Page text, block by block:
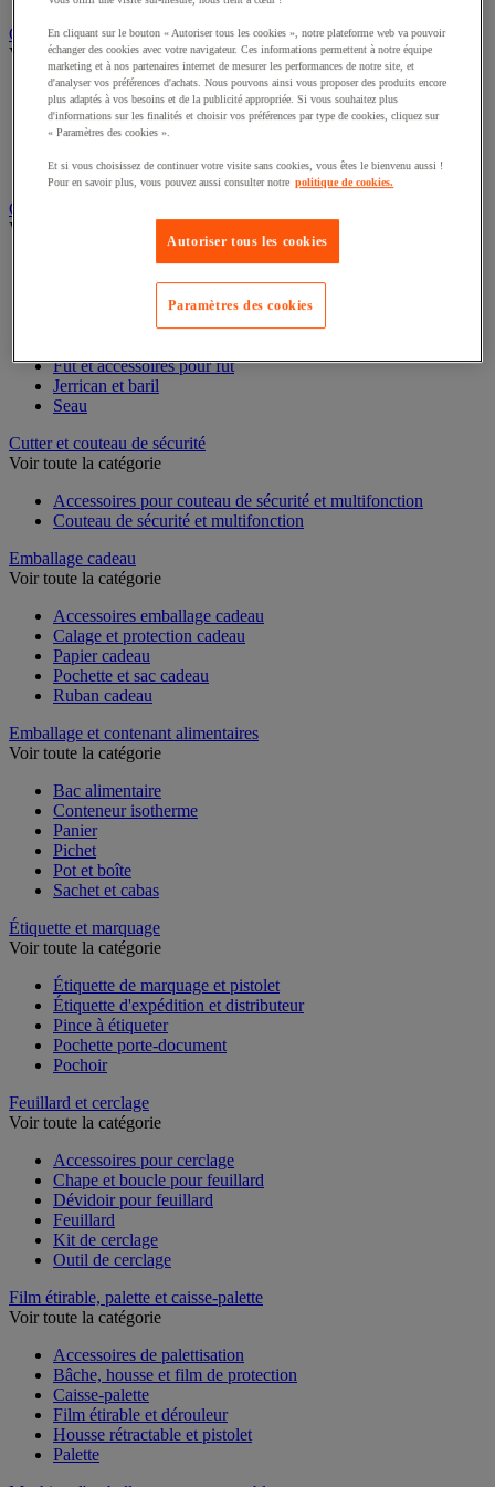
Caisse carton, enveloppe et boîte postale
Voir toute la catégorie
Boîte et tube d'expédition
Caisse carton
Caisse en bois
Enveloppe et pochette d'expédition
Contenant et fût
Voir toute la catégorie
Accessoires conteneur
Fût et accessoires pour fût
Jerrican et baril
Seau
Cutter et couteau de sécurité
Voir toute la catégorie
Accessoires pour couteau de sécurité et multifonction
Couteau de sécurité et multifonction
Emballage cadeau
Voir toute la catégorie
Accessoires emballage cadeau
Calage et protection cadeau
Papier cadeau
Pochette et sac cadeau
Ruban cadeau
Emballage et contenant alimentaires
Voir toute la catégorie
Bac alimentaire
Conteneur isotherme
Panier
Pichet
Pot et boîte
Sachet et cabas
Étiquette et marquage
Voir toute la catégorie
Étiquette de marquage et pistolet
Étiquette d'expédition et distributeur
Pince à étiqueter
Pochette porte-document
Pochoir
Feuillard et cerclage
Voir toute la catégorie
Accessoires pour cerclage
Chape et boucle pour feuillard
Dévidoir pour feuillard
Feuillard
Kit de cerclage
Outil de cerclage
Film étirable, palette et caisse-palette
Voir toute la catégorie
Accessoires de palettisation
Bâche, housse et film de protection
Caisse-palette
Film étirable et dérouleur
Housse rétractable et pistolet
Palette
En cliquant sur le bouton « Autoriser tous les cookies », notre plateforme web va pouvoir
échanger des cookies avec votre navigateur. Ces informations permettent à notre équipe
marketing et à nos partenaires internet de mesurer les performances de notre site, et
d'analyser vos préférences d'achats. Nous pouvons ainsi vous proposer des produits encore
plus adaptés à vos besoins et de la publicité appropriée. Si vous souhaitez plus
d'informations sur les finalités et choisir vos préférences par type de cookies, cliquez sur
« Paramètres des cookies ».
Et si vous choisissez de continuer votre visite sans cookies, vous êtes le bienvenu aussi !
Pour en savoir plus, vous pouvez aussi consulter notre politique de cookies.
Autoriser tous les cookies
Paramètres des cookies